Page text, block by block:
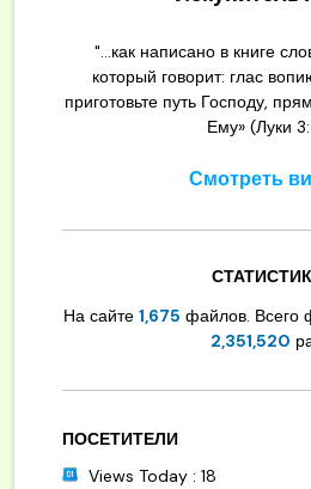
"...как написано в книге
который говорит: глас
приготовьте путь Господу,
Ему» (Луки
Смотреть
На сайте 1,675 файлов. Всего
2,351,520
ПОСЕТИТЕЛИ
Views Today : 18